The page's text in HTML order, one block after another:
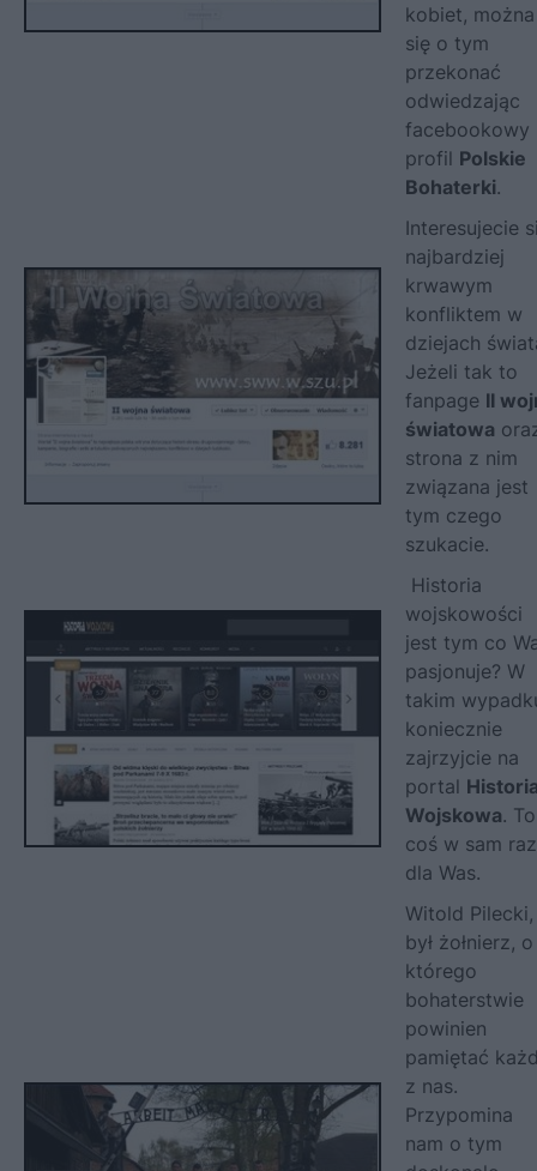
kobiet, można
się o tym
przekonać
odwiedzając
facebookowy
profil Polskie
Bohaterki.
Interesujecie
najbardziej
krwawym
konfliktem w
dziejach
Jeżeli tak to
fanpage II
światowa
strona z nim
związana jest
tym czego
szukacie.
Historia
wojskowości
jest tym co
pasjonuje? W
takim
koniecznie
zajrzyjcie na
portal
Wojskowa. To
coś w sam raz
dla Was.
Witold Pilecki,
był żołnierz, o
którego
bohaterstwie
powinien
pamiętać
z nas.
Przypomina
nam o tym